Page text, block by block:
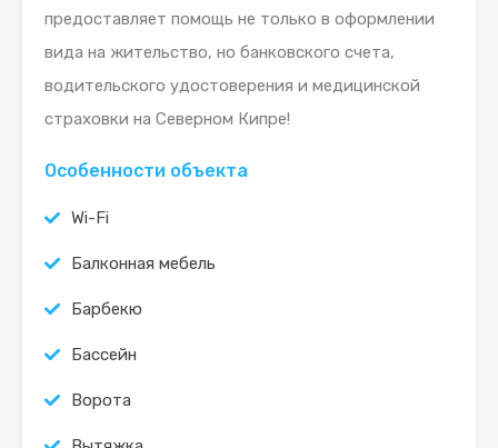
предоставляет помощь не только в оформлении
вида на жительство, но банковского счета,
водительского удостоверения и медицинской
страховки на Северном Кипре!
Особенности объекта
Wi-Fi
Балконная мебель
Барбекю
Бассейн
Ворота